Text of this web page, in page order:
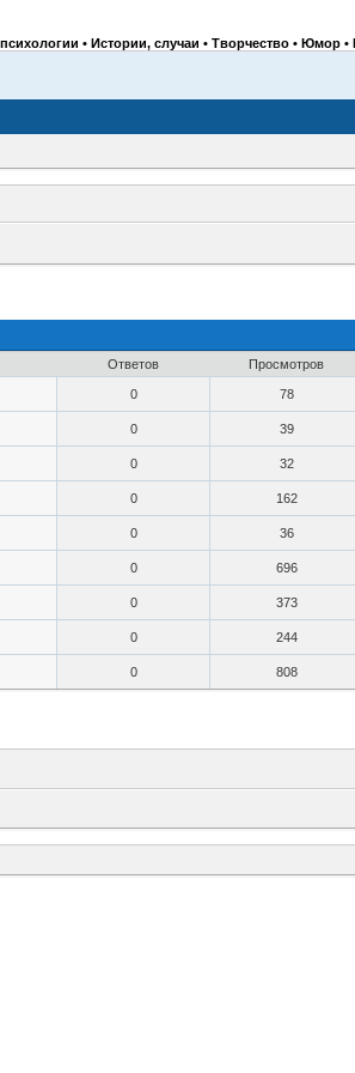
• Истории, случаи • Творчество • Юмор
Ответов Просмотров
0 78
0 39
0 32
0 162
0 36
0 696
0 373
0 244
0 808